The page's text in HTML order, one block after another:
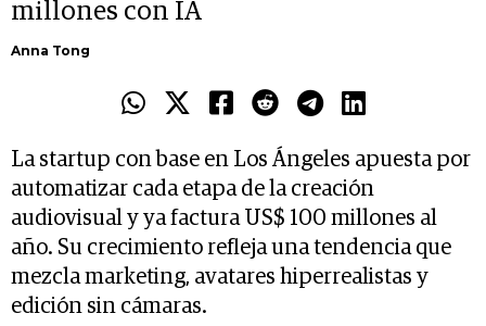
millones con IA
Anna Tong
La startup con base en Los Ángeles apuesta por
automatizar cada etapa de la creación
audiovisual y ya factura US$ 100 millones al
año. Su crecimiento refleja una tendencia que
mezcla marketing, avatares hiperrealistas y
edición sin cámaras.